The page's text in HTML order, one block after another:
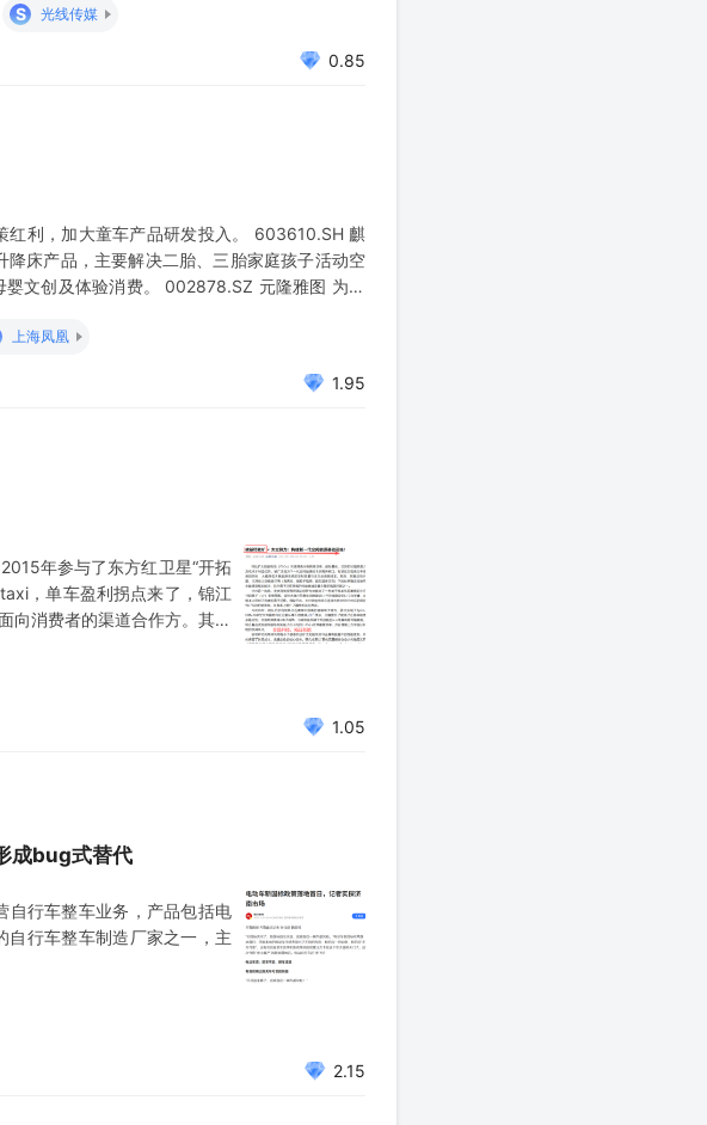
S 光线传媒
0.85
红利，加大童车产品研发投入。 603610.SH 麒
床产品，主要解决二胎、三胎家庭孩子活动空
文创及体验消费。 002878.SZ 元隆雅图 为知
上海凤凰
1.95
年参与了东方红卫星“开拓
，单车盈利拐点来了，锦江
向消费者的渠道合作方。其已
1.05
成bug式替代
行车整车业务，产品包括电
行车整车制造厂家之一，主
2.15